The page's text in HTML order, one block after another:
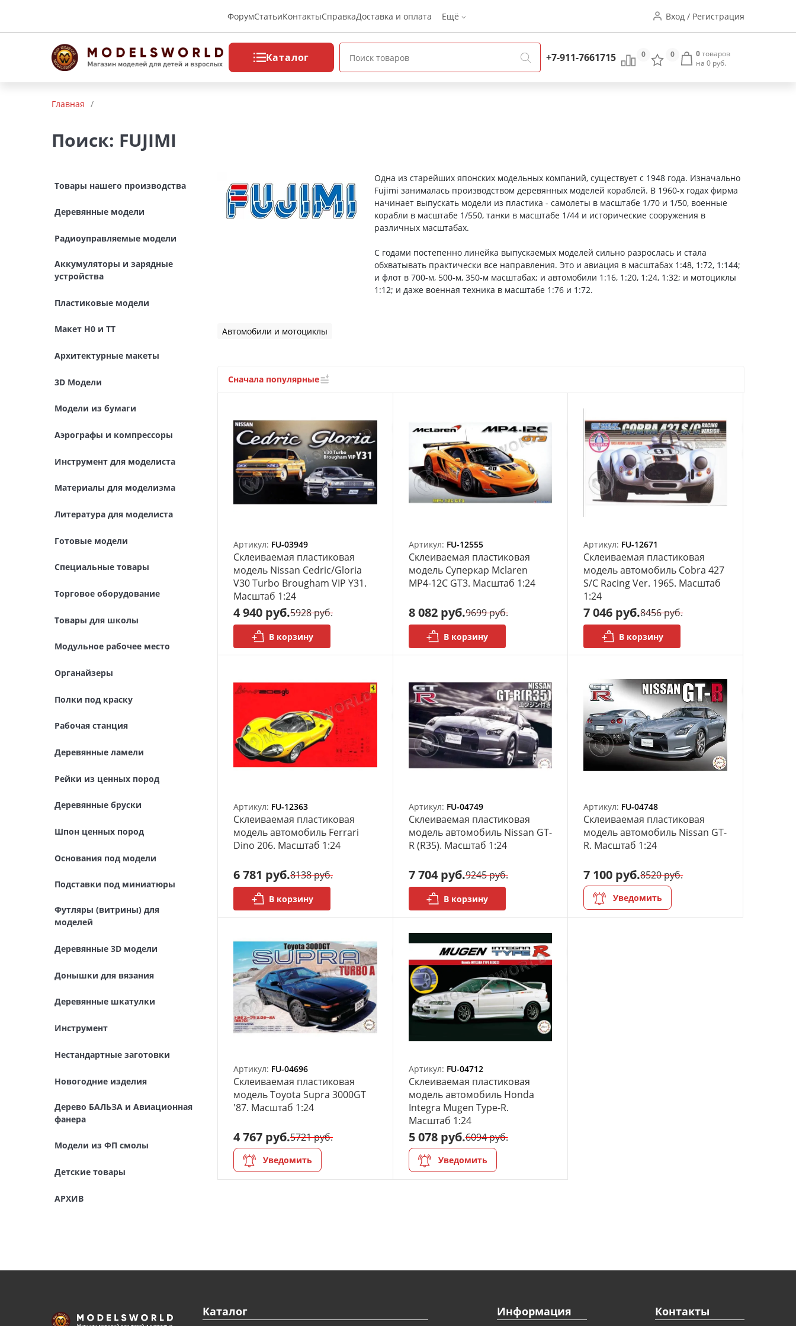
ФорумСтатьиКонтактыСправкаДоставка и оплата Ещё Вход / Регистрация
Каталог +7-911-7661715 0 0 0товаров
на 0 руб.
Радиоуправляемые модели
устройства
Пластиковые модели
Макет H0 и TT
Архитектурные макеты
Деревянные бруски
Шпон ценных пород
Подставки под миниатюры
Футляры (витрины) для
моделей
Деревянные шкатулки
Нестандартные заготовки
Новогодние изделия
Дерево БАЛЬЗА и
Авиационная фанера
АРХИВ
Главная /
Поиск: FUJIMI
Товары нашего производства
Деревянные модели
Радиоуправляемые модели
Аккумуляторы и зарядные
устройства
Пластиковые модели
Макет H0 и TT
Архитектурные макеты
3D Модели
Модели из бумаги
Аэрографы и компрессоры
Инструмент для моделиста
Материалы для моделизма
Литература для моделиста
Готовые модели
Специальные товары
Торговое оборудование
Товары для школы
Модульное рабочее место
Органайзеры
Полки под краску
Рабочая станция
Деревянные ламели
Рейки из ценных пород
Деревянные бруски
Шпон ценных пород
Основания под модели
Подставки под миниатюры
Футляры (витрины) для
моделей
Деревянные 3D модели
Донышки для вязания
Деревянные шкатулки
Инструмент
Нестандартные заготовки
Новогодние изделия
Дерево БАЛЬЗА и Авиационная
фанера
Модели из ФП смолы
Детские товары
АРХИВ
Одна из старейших японских модельных компаний, существует с 1948 года. Изначально
Fujimi занималась производством деревянных моделей кораблей. В 1960-х годах фирма
начинает выпускать модели из пластика - самолеты в масштабе 1/70 и 1/50, военные
корабли в масштабе 1/550, танки в масштабе 1/44 и исторические сооружения в
различных масштабах.
С годами постепенно линейка выпускаемых моделей сильно разрослась и стала
обхватывать практически все направления. Это и авиация в масштабах 1:48, 1:72, 1:144;
и флот в 700-м, 500-м, 350-м масштабах; и автомобили 1:16, 1:20, 1:24, 1:32; и мотоциклы
1:12; и даже военная техника в масштабе 1:76 и 1:72.
Автомобили и мотоциклы
Сначала популярные
Артикул: FU-03949
Склеиваемая пластиковая
модель Nissan Cedric/Gloria
V30 Turbo Brougham VIP Y31.
Масштаб 1:24
4 940 руб.5928 руб.
В корзину
Артикул: FU-12555
Склеиваемая пластиковая
модель Суперкар Mclaren
MP4-12C GT3. Масштаб 1:24
8 082 руб.9699 руб.
В корзину
Артикул: FU-12671
Склеиваемая пластиковая
модель автомобиль Cobra 427
S/C Racing Ver. 1965. Масштаб
1:24
7 046 руб.8456 руб.
В корзину
Артикул: FU-12363
Склеиваемая пластиковая
модель автомобиль Ferrari
Dino 206. Масштаб 1:24
6 781 руб.8138 руб.
В корзину
Артикул: FU-04749
Склеиваемая пластиковая
модель автомобиль Nissan GT-
R (R35). Масштаб 1:24
7 704 руб.9245 руб.
В корзину
Артикул: FU-04748
Склеиваемая пластиковая
модель автомобиль Nissan GT-
R. Масштаб 1:24
7 100 руб.8520 руб.
Уведомить
Артикул: FU-04696
Склеиваемая пластиковая
модель Toyota Supra 3000GT
'87. Масштаб 1:24
4 767 руб.5721 руб.
Уведомить
Артикул: FU-04712
Склеиваемая пластиковая
модель автомобиль Honda
Integra Mugen Type-R.
Масштаб 1:24
5 078 руб.6094 руб.
Уведомить
Каталог Информация Контакты